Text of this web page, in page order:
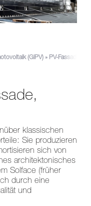
(GiPV) » PV-
klassischen
Sie produzieren
sich von
architektonisches
Solface (früher
durch eine
und